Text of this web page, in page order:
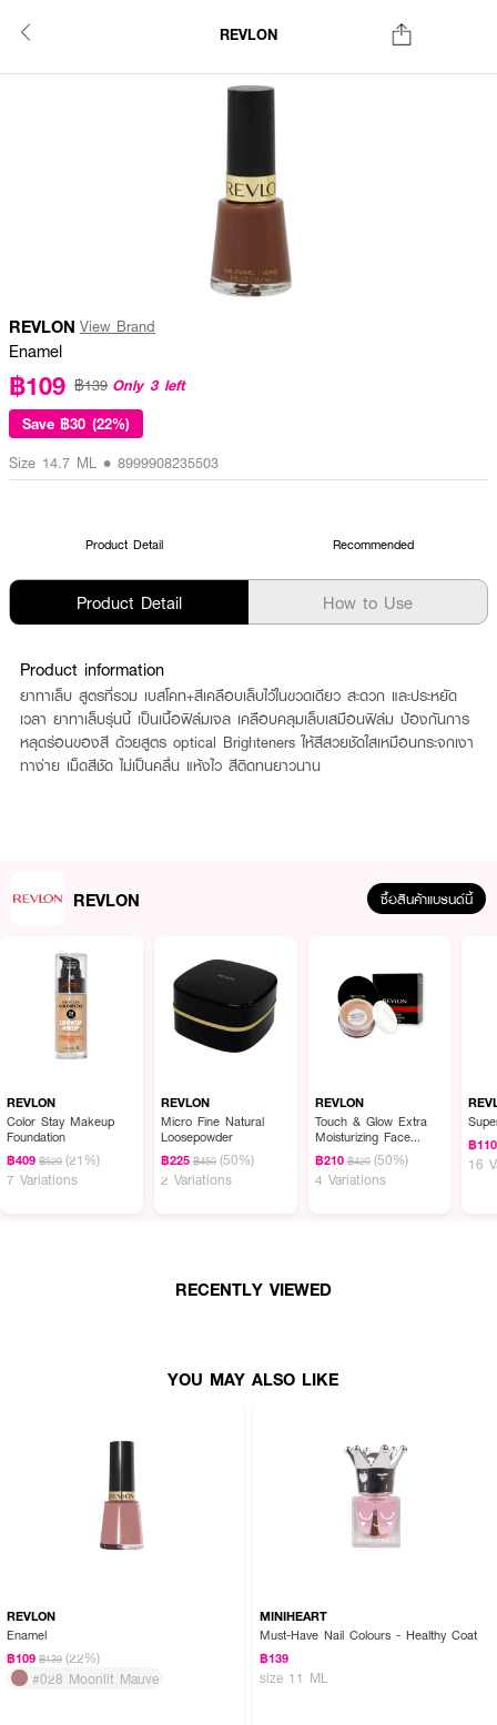
REVLON
REVLON View Brand
Enamel
฿109 ฿139 Only 3 left
Save ฿30 (22%)
Size 14.7 ML • 8999908235503
Product Detail Recommended
Product Detail How to Use
Product information
ยาทาเล็บ สูตรที่รวม เบสโคท+สีเคลือบเล็บไว้ในขวดเดียว สะดวก และประหยัด
เวลา ยาทาเล็บรุ่นนี้ เป็นเนื้อฟิล์มเจล เคลือบคลุมเล็บเสมือนฟิล์ม ป้องกันการ
หลุดร่อนของสี ด้วยสูตร optical Brighteners ให้สีสวยชัดใสเหมือนกระจกเงา
ทาง่าย เม็ดสีชัด ไม่เป็นคลื่น แห้งไว สีติดทนยาวนาน
REVLON ซื้อสินค้าแบรนด์นี้
REVLON
Color Stay Makeup
Foundation
฿409 ฿520 (21%)
7 Variations
REVLON
Micro Fine Natural
Loosepowder
฿225 ฿450 (50%)
2 Variations
REVLON
Touch & Glow Extra
Moisturizing Face
Powder
฿210 ฿420 (50%)
4 Variations
฿110
16
RECENTLY VIEWED
YOU MAY ALSO LIKE
REVLON
Enamel
฿109 ฿139 (22%)
#028 Moonlit Mauve
MINIHEART
Must-Have Nail Colours - Healthy Coat
฿139
size 11 ML